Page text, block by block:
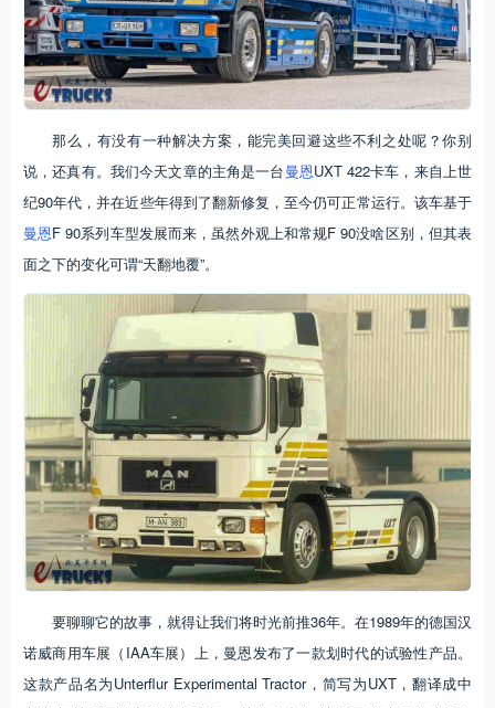
那么，有没有一种解决方案，能完美回避这些不利之处呢？你别
说，还真有。我们今天文章的主角是一台曼恩UXT 422卡车，来自上世
纪90年代，并在近些年得到了翻新修复，至今仍可正常运行。该车基于
曼恩F 90系列车型发展而来，虽然外观上和常规F 90没啥区别，但其表
面之下的变化可谓“天翻地覆”。
要聊聊它的故事，就得让我们将时光前推36年。在1989年的德国汉
诺威商用车展（IAA车展）上，曼恩发布了一款划时代的试验性产品。
这款产品名为Unterflur Experimental Tractor，简写为UXT，翻译成中